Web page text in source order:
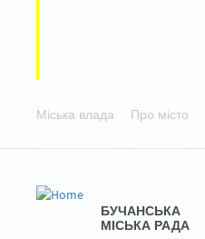
Міська влада Про місто
БУЧАНСЬКА
МІСЬКА РАДА